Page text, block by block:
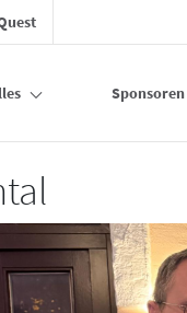
Sponsoren